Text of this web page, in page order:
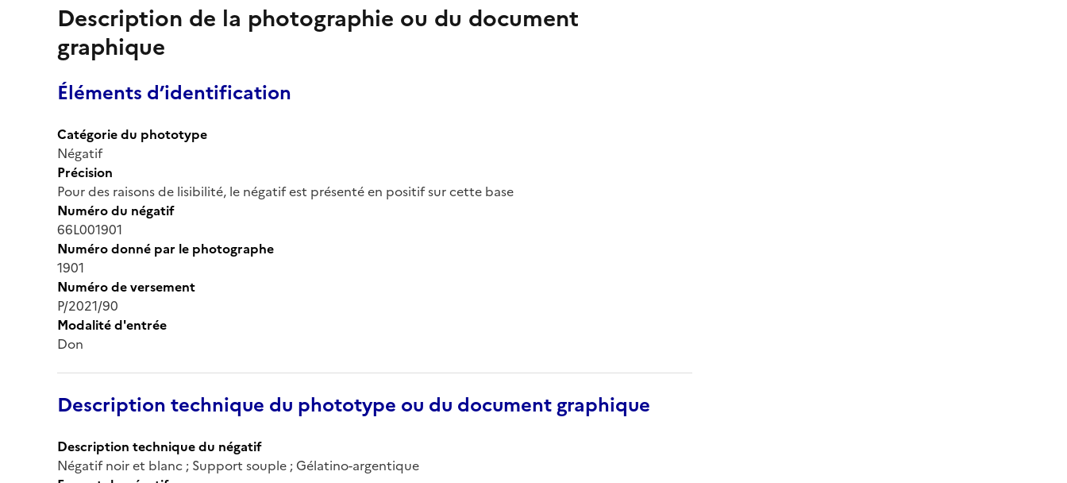
Description de la photographie ou du document
graphique
Éléments d’identification
Catégorie du phototype
Négatif
Précision
Pour des raisons de lisibilité, le négatif est présenté en positif sur cette base
Numéro du négatif
66L001901
Numéro donné par le photographe
1901
Numéro de versement
P/2021/90
Modalité d'entrée
Don
Description technique du phototype ou du document graphique
Description technique du négatif
Négatif noir et blanc ; Support souple ; Gélatino-argentique